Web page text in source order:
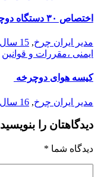
اختصاص ۳۰ دستگاه دوچرخه برای طرح پلیس دوچرخه سوار
مدیر ایران چرخ, 15 سال قبل
ایمنی ،مقررات و قوانین
کیسه هوای دوچرخه
مدیر ایران چرخ, 16 سال قبل
دیدگاهتان را بنویسید
دیدگاه شما *